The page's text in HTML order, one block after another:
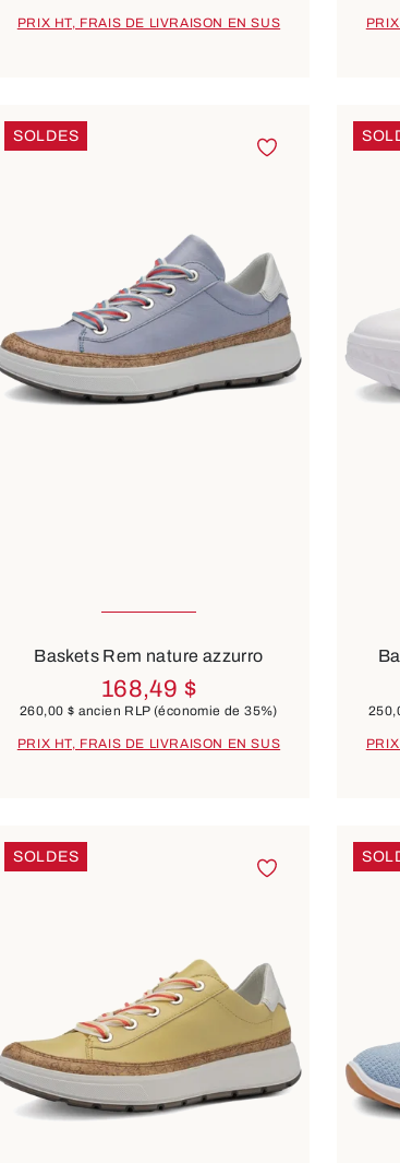
PRIX HT, FRAIS DE LIVRAISON EN SUS
SOLDES
6 Couleurs
Baskets Rem nature azzurro
168,49 $
260,00 $ ancien RLP(économie de 35%)
PRIX HT, FRAIS DE LIVRAISON EN SUS
SOLDES